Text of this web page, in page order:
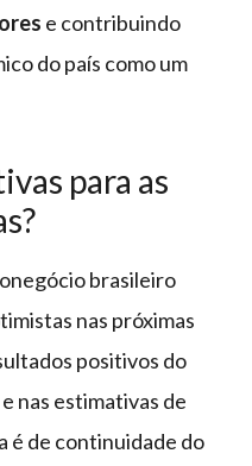
e contribuindo
do país como um
para as
brasileiro
nas próximas
positivos do
nas estimativas de
é de continuidade do